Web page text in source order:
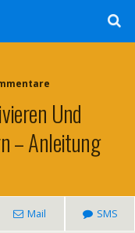
Und
– Anleitung
Mail SMS